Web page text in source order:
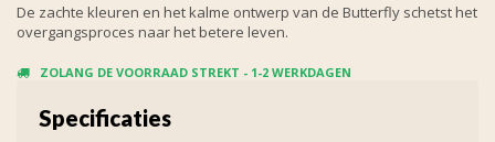
De zachte kleuren en het kalme ontwerp van de Butterfly schetst het
overgangsproces naar het betere leven.
ZOLANG DE VOORRAAD STREKT - 1-2 WERKDAGEN
Specificaties